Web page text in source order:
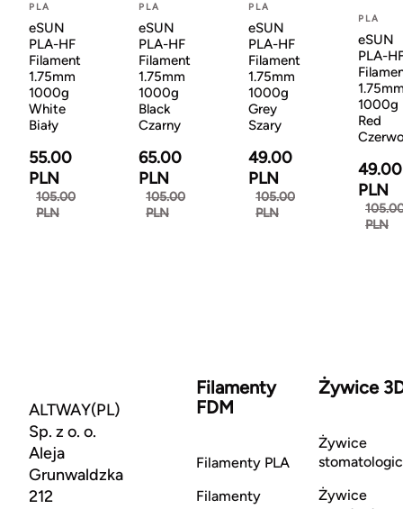
PLA
eSUN
PLA-HF
Filament
1.75mm
1000g
White
Biały
55.00
PLN
105.00
PLN
PLA
eSUN
PLA-HF
Filament
1.75mm
1000g
Black
Czarny
65.00
PLN
105.00
PLN
PLA
eSUN
PLA-HF
Filament
1.75mm
1000g
Grey
Szary
49.00
PLN
105.00
PLN
PLA
eSUN
PLA-
1000g
Red
49.00
PLN
PLN
ALTWAY(PL)
Sp. z o. o.
Aleja
Grunwaldzka
212
Filamenty
FDM
Filamenty PLA
Filamenty
Żywice
Żywice
Żywice